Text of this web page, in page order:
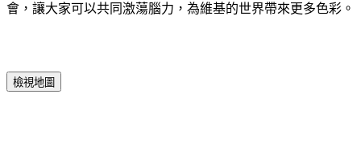
會，讓大家可以共同激蕩腦力，為維基的世界帶來更多色彩。
檢視地圖